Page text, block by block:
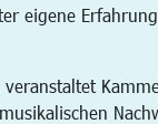
eigene
veranstaltet